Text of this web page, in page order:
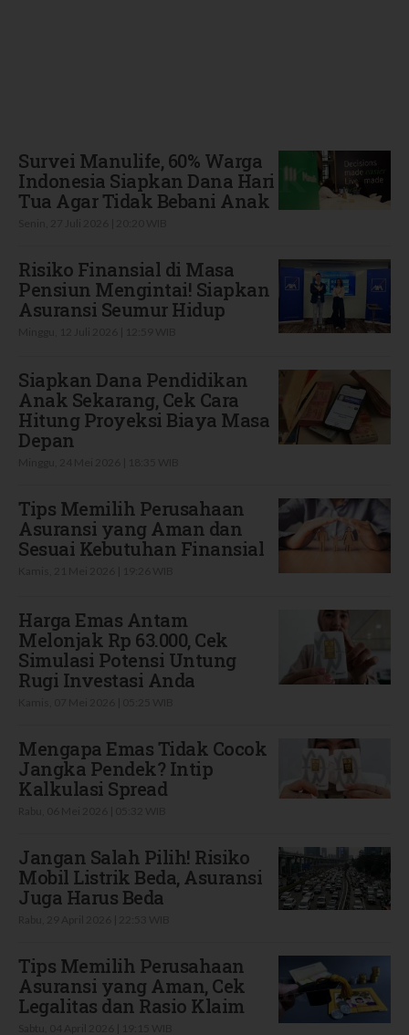
Survei Manulife, 60% Warga
Indonesia Siapkan Dana Hari
Tua Agar Tidak Bebani Anak
Risiko Finansial di Masa
Pensiun Mengintai! Siapkan
Asuransi Seumur Hidup
Siapkan Dana Pendidikan
Anak Sekarang, Cek Cara
Hitung Proyeksi Biaya Masa
Depan
Tips Memilih Perusahaan
Asuransi yang Aman dan
Sesuai Kebutuhan Finansial
Harga Emas Antam
Melonjak Rp 63.000, Cek
Simulasi Potensi Untung
Rugi Investasi Anda
Mengapa Emas Tidak Cocok
Jangka Pendek? Intip
Kalkulasi Spread
Jangan Salah Pilih! Risiko
Mobil Listrik Beda, Asuransi
Juga Harus Beda
Tips Memilih Perusahaan
Asuransi yang Aman, Cek
Legalitas dan Rasio Klaim